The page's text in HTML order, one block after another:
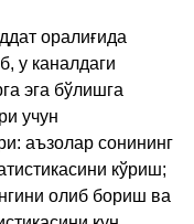
оралиғида
у каналдаги
эга бўлишга
учун
аъзолар сонининг
кўриш;
олиб бориш ва